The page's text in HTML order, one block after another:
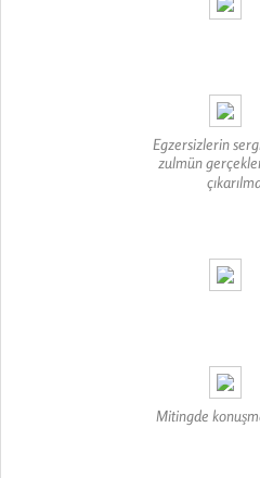
Egzersizlerin
zulmün
Mitingde